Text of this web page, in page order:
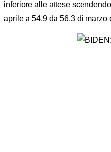
inferiore alle attese
aprile a 54,9 da 56,3 di marzo